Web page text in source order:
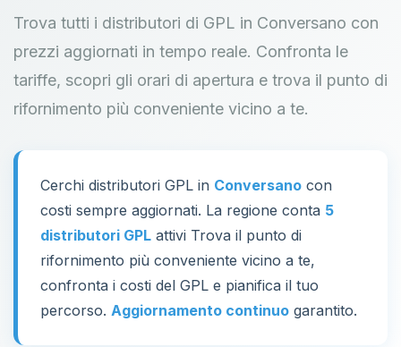
Trova tutti i distributori di GPL in Conversano con
prezzi aggiornati in tempo reale. Confronta le
tariffe, scopri gli orari di apertura e trova il punto di
rifornimento più conveniente vicino a te.
Cerchi distributori GPL in Conversano con
costi sempre aggiornati. La regione conta 5
distributori GPL attivi Trova il punto di
rifornimento più conveniente vicino a te,
confronta i costi del GPL e pianifica il tuo
percorso. Aggiornamento continuo garantito.